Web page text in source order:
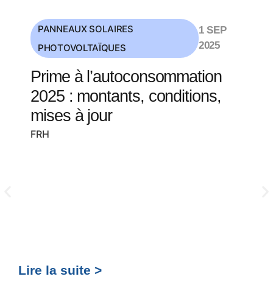
PANNEAUX SOLAIRES
PHOTOVOLTAÏQUES
1 SEP
2025
Prime à l’autoconsommation
2025 : montants, conditions,
mises à jour
FRH
Lire la suite >